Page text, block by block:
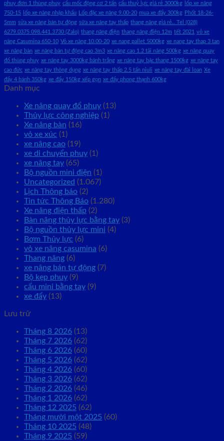
phuy đơn 1 thùng phuy cẩu mốc động cơ 2 tấn cẩu thuỷ lực giá rẻ 3000kg
lốp xe nâng
750-15
lốp xe nâng nhập khẩu Lốp đặc xe nâng 9.00-20 mua xe đẩy 300kg Phốt 18-26-
5mm sửa xe nâng bán tự động sữa xe nâng tay thấp thang nâng giá rẻ.. Tel (028)
6279.0375 098.441.3730 (Zalo) thang nâng điện thang nâng điện 12m tết 2021 vỏ xe
nâng Casumina 650-10 Vỏ xe nâng 10.00-20 xe nang pallet 5000kg xe nang tay thap 3 tan
xe nâng bàn xe nâng bán tự động cao 3m3 xe nâng cao 1.2 tải nâng 500kg xe nâng quay
đổ thùng phuy xe nâng tay 3000kg bánh trắng xe nâng tay bậc thang 1500kg xe nâng tay
cao đức xe nâng tay thông dụng xe nâng tay thấp 2.5 tấn niuli xe nâng tay đài loan Xe
đẩy 4 bánh 350kg xe đẩy 150kg xếp gọn xe đẩy phong thạnh 600kg
Danh mục
Xe nâng quay đổ phuy (13)
Thủy lực công nghiệp (1)
Xe nâng bàn (16)
vỏ xe xúc (1)
xe nâng cao (19)
xe di chuyển phuy (1)
xe nâng tay (65)
Bộ nguồn mini điện (1)
Uncategorized (1.067)
Lịch Thông báo (2)
Tin tức Thông Báo (1.280)
Xe nâng điện thấp (2)
Bàn nâng thủy lực bằng tay (3)
Bộ nguồn thủy lực mini (4)
Bơm Thủy lực (6)
vỏ xe nâng casumina (6)
Thang nâng (6)
xe nâng bán tự động (7)
Bộ kẹp phuy (9)
cẩu mini bằng tay (9)
xe đẩy (13)
Lưu trữ
Tháng 8 2026 (13)
Tháng 7 2026 (62)
Tháng 6 2026 (60)
Tháng 5 2026 (62)
Tháng 4 2026 (60)
Tháng 3 2026 (62)
Tháng 2 2026 (46)
Tháng 1 2026 (62)
Tháng 12 2025 (62)
Tháng mười một 2025 (60)
Tháng 10 2025 (48)
Tháng 9 2025 (59)